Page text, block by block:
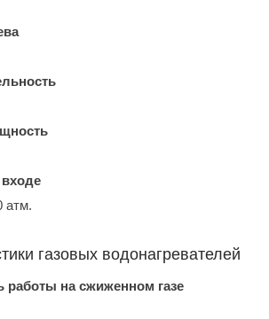
атм.
газовых водонагревателей
работы на сжиженном газе